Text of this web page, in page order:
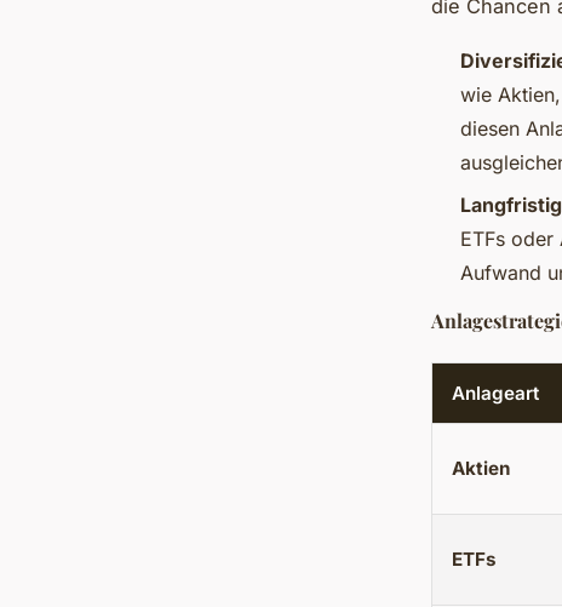
die Chancen
wie
diesen
ETFs
Aufwand
Anlageart
Aktien
ETFs